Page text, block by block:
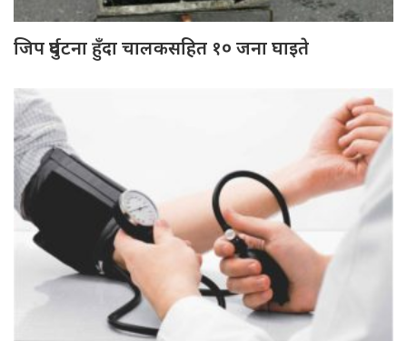
जिप दुर्घटना हुँदा चालकसहित १० जना घाइते